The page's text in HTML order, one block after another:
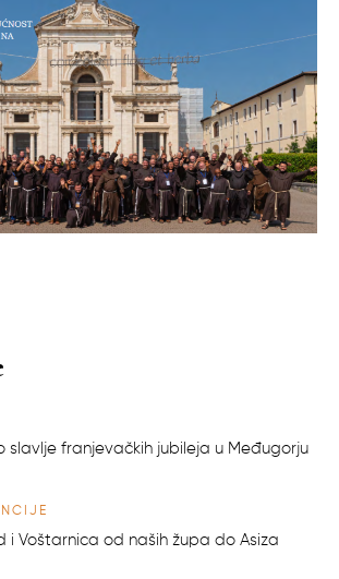
slavlje franjevačkih jubileja u Međugorju
i Voštarnica od naših župa do Asiza